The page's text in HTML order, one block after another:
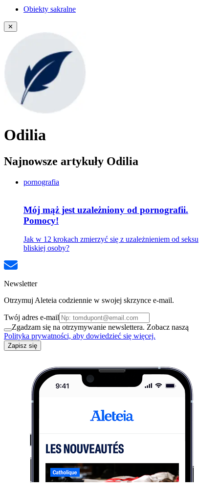
Obiekty sakralne
✕
Odilia
Najnowsze artykuły Odilia
pornografia
Mój mąż jest uzależniony od pornografii.
Pomocy!
Jak w 12 krokach zmierzyć się z uzależnieniem od seksu
bliskiej osoby?
Newsletter
Otrzymuj Aleteia codziennie w swojej skrzynce e-mail.
Twój adres e-mail
Zgadzam się na otrzymywanie newslettera. Zobacz naszą
Polityka prywatności, aby dowiedzieć się więcej.
Zapisz się